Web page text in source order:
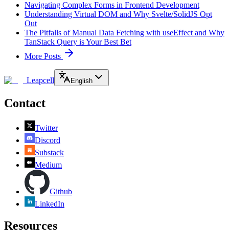
Navigating Complex Forms in Frontend Development
Understanding Virtual DOM and Why Svelte/SolidJS Opt
Out
The Pitfalls of Manual Data Fetching with useEffect and Why
TanStack Query is Your Best Bet
More Posts
Leapcell English
Contact
Twitter
Discord
Substack
Medium
Github
LinkedIn
Resources